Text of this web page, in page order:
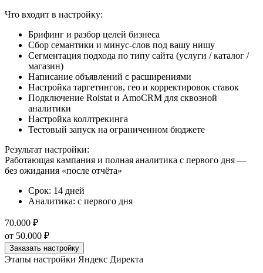
Что входит в настройку:
Брифинг и разбор целей бизнеса
Сбор семантики и минус-слов под вашу нишу
Сегментация подхода по типу сайта (услуги / каталог /
магазин)
Написание объявлений с расширениями
Настройка таргетингов, гео и корректировок ставок
Подключение Roistat и AmoCRM для сквозной
аналитики
Настройка коллтрекинга
Тестовый запуск на ограниченном бюджете
Результат настройки:
Работающая кампания и полная аналитика с первого дня —
без ожидания «после отчёта»
Срок: 14 дней
Аналитика: с первого дня
70.000 ₽
от 50.000 ₽
Заказать настройку
Этапы настройки Яндекс Директа